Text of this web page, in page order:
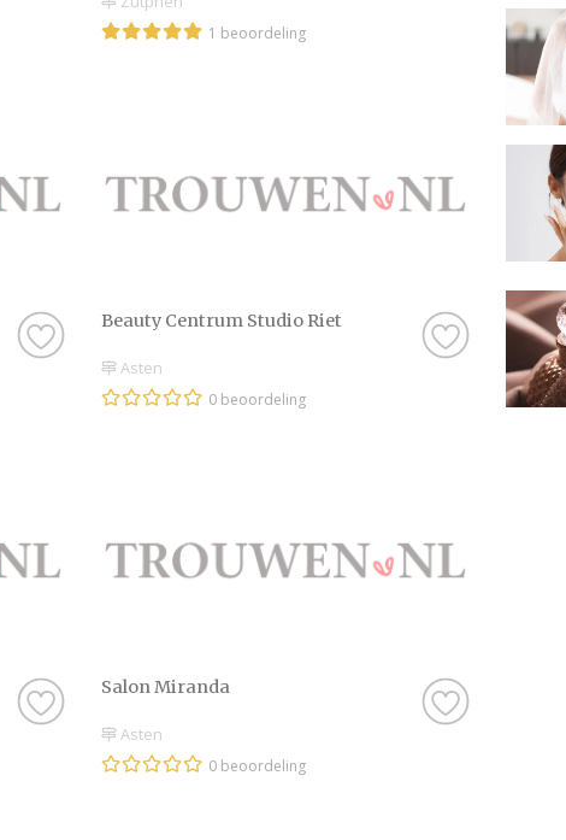
beoordeling van echte
is, natuurlijk. Soms vind je
onze website, en dan is
Hoe dan ook, je kunt er
krijgt met de
zijn stuk voor stuk
onvergetelijke dag te
Genieten van de leukste
Zijn jullie er nog niet
Schoonheidsspecialiste in
probleem. Laat je eerst nog
gemaakt om eens te kijken
bijvoorbeeld wel goed
want dat is natuurlijk best
hebt bij een professional, of
1 beoordeling
Beauty Centrum Studio Riet
Asten
0 beoordeling
Salon Miranda
Asten
0 beoordeling